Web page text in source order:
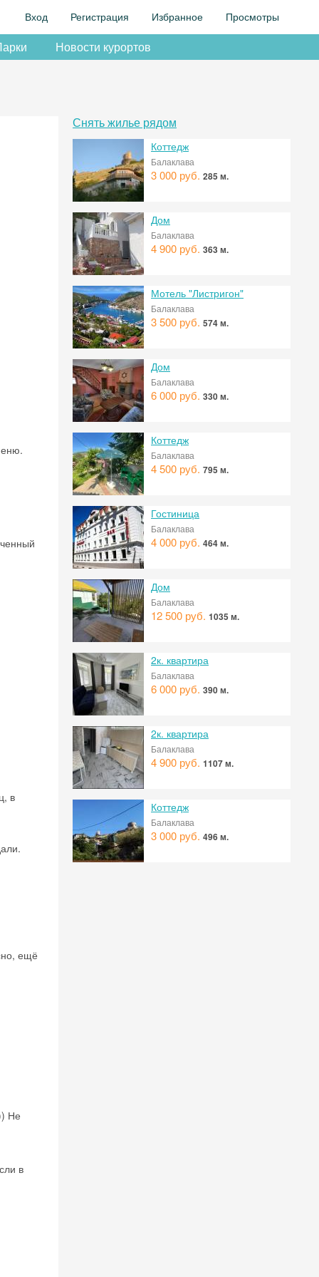
Вход Регистрация Избранное Просмотры
Новости курортов
в
ещё
Не
в
Снять жилье рядом
Коттедж
Балаклава
3 000 руб. 285 м.
Дом
Балаклава
4 900 руб. 363 м.
Мотель "Листригон"
Балаклава
3 500 руб. 574 м.
Дом
Балаклава
6 000 руб. 330 м.
Коттедж
Балаклава
4 500 руб. 795 м.
Гостиница
Балаклава
4 000 руб. 464 м.
Дом
Балаклава
12 500 руб. 1035 м.
2к. квартира
Балаклава
6 000 руб. 390 м.
2к. квартира
Балаклава
4 900 руб. 1107 м.
Коттедж
Балаклава
3 000 руб. 496 м.